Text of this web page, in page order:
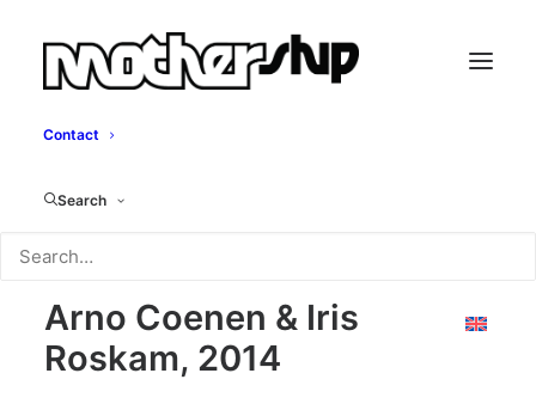
Contact
Search
Hoorn Des
Overvloeds
Arno Coenen & Iris
Roskam, 2014